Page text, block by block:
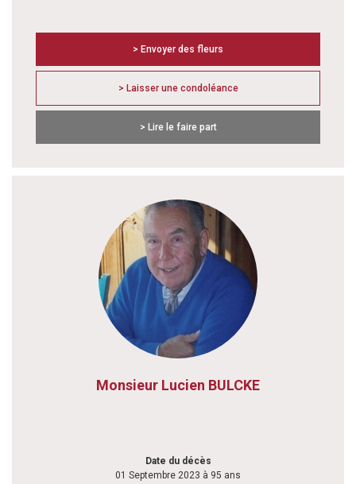
> Envoyer des fleurs
> Laisser une condoléance
> Lire le faire part
Monsieur Lucien BULCKE
Date du décès
01 Septembre 2023 à 95 ans